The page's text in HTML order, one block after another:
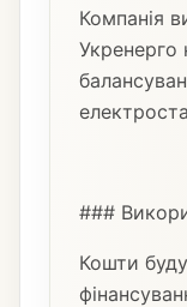
Компанія
Укренерго
###
Кошти